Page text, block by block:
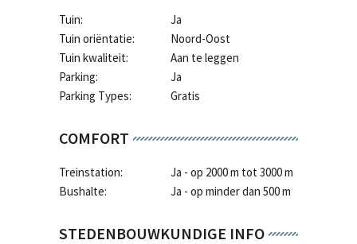
Tuin:
Ja
Tuin oriëntatie:
Noord-Oost
Tuin kwaliteit:
Aan te leggen
Parking:
Ja
Parking Types:
Gratis
COMFORT
Treinstation:
Ja - op 2000 m tot 3000 m
Bushalte:
Ja - op minder dan 500 m
STEDENBOUWKUNDIGE INFO